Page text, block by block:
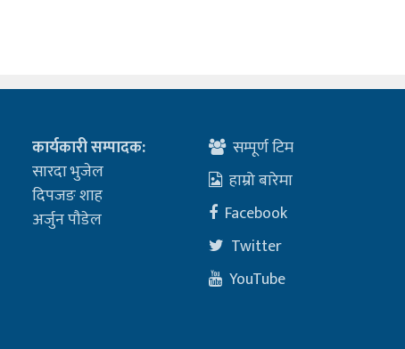
कार्यकारी सम्पादक:
सारदा भुजेल
दिपजङ शाह
अर्जुन पौडेल
सम्पूर्ण टिम
हाम्रो बारेमा
Facebook
Twitter
YouTube